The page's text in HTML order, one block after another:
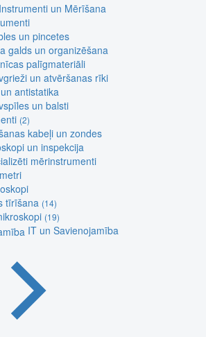
un Mērīšana
un pincetes
galds un organizēšana
palīgmateriāli
un atvēršanas rīki
antistatika
un balsti
(2)
kabeļi un zondes
un inspekcija
mērinstrumenti
tīrīšana (14)
(19)
IT un Savienojamība